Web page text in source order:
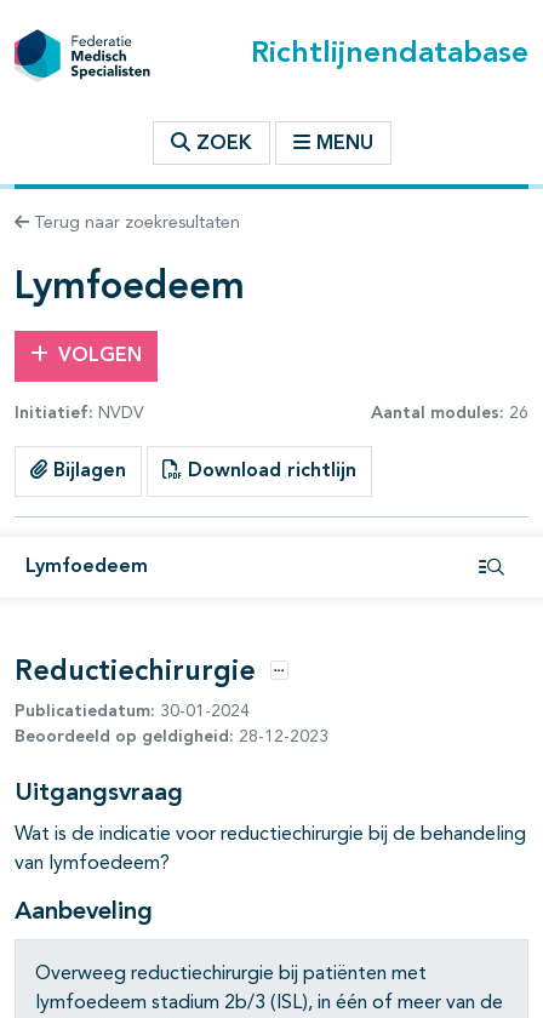
Richtlijnendatabase
ZOEK MENU
Terug naar zoekresultaten
Lymfoedeem
VOLGEN
Initiatief: NVDV Aantal modules: 26
Bijlagen Download richtlijn
Lymfoedeem
binnen deze richtlijn
open- en dichtklappen
open- en dichtklappen
Reductiechirurgie Opties
Publicatiedatum: 30-01-2024
Beoordeeld op geldigheid: 28-12-2023
Uitgangsvraag
Wat is de indicatie voor reductiechirurgie bij de behandeling
van lymfoedeem?
Aanbeveling
Overweeg reductiechirurgie bij patiënten met
lymfoedeem stadium 2b/3 (ISL), in één of meer van de